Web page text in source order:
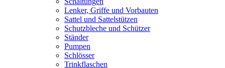
Lenker, Griffe und Vorbauten
Sattel und Sattelstützen
Schutzbleche und Schützer
Ständer
Pumpen
Schlösser
Trinkflaschen